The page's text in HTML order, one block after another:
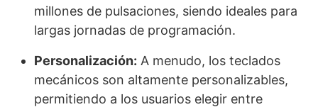
millones de pulsaciones, siendo ideales para
largas jornadas de programación.
Personalización: A menudo, los teclados
mecánicos son altamente personalizables,
permitiendo a los usuarios elegir entre